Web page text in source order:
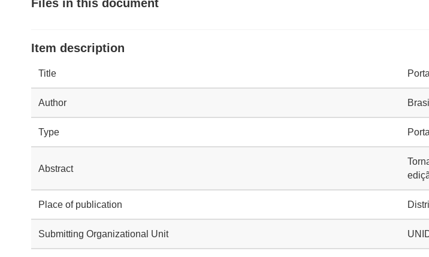
Files in this document
Item description
Title
Author
Type
Abstract
Place of publication
Submitting Organizational Unit